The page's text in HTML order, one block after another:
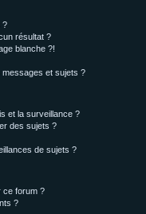
?
résultat ?
blanche ?!
et sujets ?
et la surveillance ?
des sujets ?
de sujets ?
ce forum ?
?